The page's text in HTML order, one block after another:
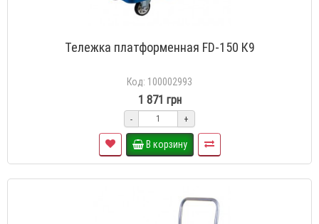
Тележка платформенная FD-150 К9
Код: 100002993
1 871 грн
- +
В корзину